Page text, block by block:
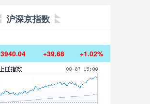
沪深京指数
3940.04 +39.68 +1.02%